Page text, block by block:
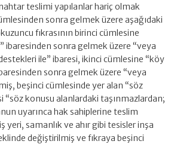
teslimi yapılanlar hariç olmak
sonra gelmek üzere aşağıdaki
fıkrasının birinci cümlesine
ibaresinden sonra gelmek üzere “veya
ile” ibaresi, ikinci cümlesine “köy
sonra gelmek üzere “veya
beşinci cümlesinde yer alan “söz
“söz konusu alanlardaki taşınmazlardan;
uyarınca hak sahiplerine teslim
yeri, samanlık ve ahır gibi tesisler inşa
değiştirilmiş ve fıkraya beşinci